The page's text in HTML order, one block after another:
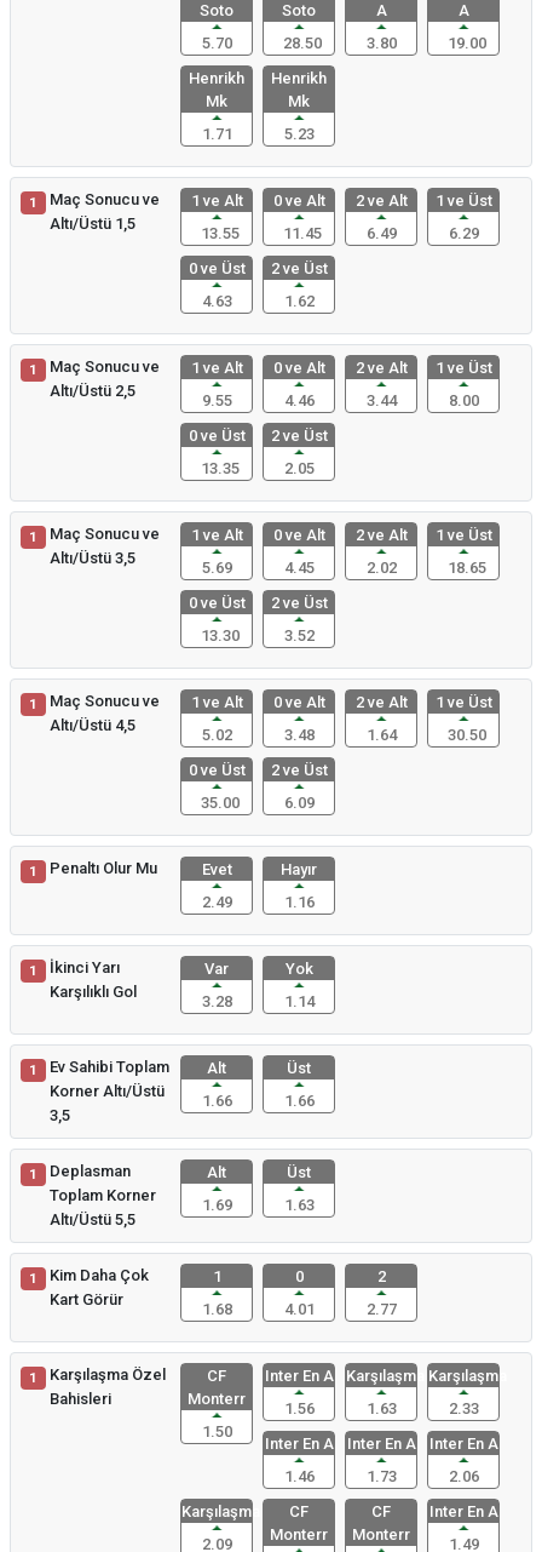
Soto
5.70
Soto
28.50
A
3.80
A
19.00
Henrikh
Mk
1.71
Henrikh
Mk
5.23
1
Maç Sonucu ve
Altı/Üstü 1,5
1 ve Alt
13.55
0 ve Alt
11.45
2 ve Alt
6.49
1 ve Üst
6.29
0 ve Üst
4.63
2 ve Üst
1.62
1
Maç Sonucu ve
Altı/Üstü 2,5
1 ve Alt
9.55
0 ve Alt
4.46
2 ve Alt
3.44
1 ve Üst
8.00
0 ve Üst
13.35
2 ve Üst
2.05
1
Maç Sonucu ve
Altı/Üstü 3,5
1 ve Alt
5.69
0 ve Alt
4.45
2 ve Alt
2.02
1 ve Üst
18.65
0 ve Üst
13.30
2 ve Üst
3.52
1
Maç Sonucu ve
Altı/Üstü 4,5
1 ve Alt
5.02
0 ve Alt
3.48
2 ve Alt
1.64
1 ve Üst
30.50
0 ve Üst
35.00
2 ve Üst
6.09
1 Penaltı Olur Mu
Evet
2.49
Hayır
1.16
1
İkinci Yarı
Karşılıklı Gol
Var
3.28
Yok
1.14
1
Ev Sahibi Toplam
Korner Altı/Üstü
3,5
Alt
1.66
Üst
1.66
1
Deplasman
Toplam Korner
Altı/Üstü 5,5
Alt
1.69
Üst
1.63
1
Kim Daha Çok
Kart Görür
1
1.68
0
4.01
2
2.77
1
Karşılaşma Özel
Bahisleri
CF
Monterr
1.50
Inter En A
1.56
Karşılaşma
1.63
Karşılaşma
2.33
Inter En A
1.46
Inter En A
1.73
Inter En A
2.06
Karşılaşma
2.09
CF
Monterr
CF
Monterr
Inter En A
1.49